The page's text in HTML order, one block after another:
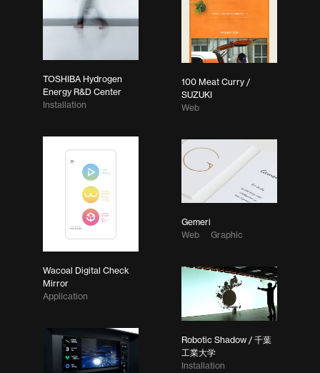
100 Meat Curry /
SUZUKI
Web
TOSHIBA Hydrogen
Energy R&D Center
Installation
Wacoal Digital Check
Mirror
Application
Gemeri
Web
Graphic
Robotic Shadow / 千葉
工業大学
Installation